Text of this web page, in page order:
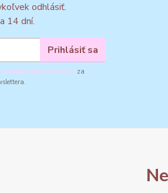
odhlásiť.
14 dní.
Prihlásiť sa
osobných údajov za